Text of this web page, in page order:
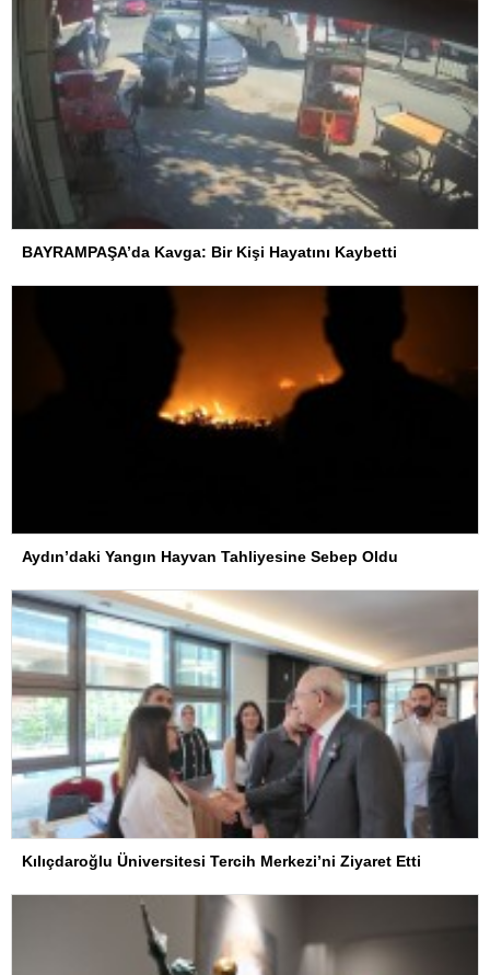
BAYRAMPAŞA’da Kavga: Bir Kişi Hayatını Kaybetti
Aydın’daki Yangın Hayvan Tahliyesine Sebep Oldu
Kılıçdaroğlu Üniversitesi Tercih Merkezi’ni Ziyaret Etti